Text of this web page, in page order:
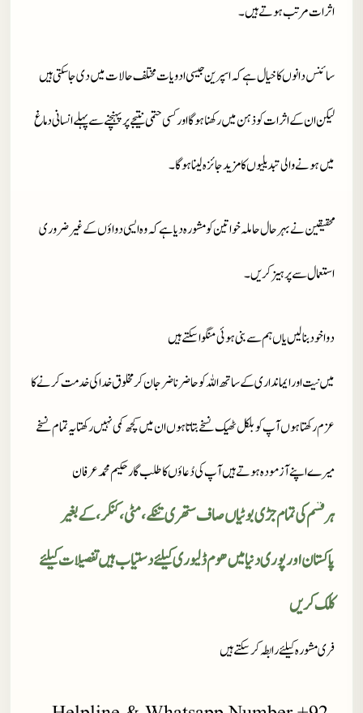
اثرات مرتب ہوتے ہیں۔
سائنس دانوں کا خیال ہے کہ اسپرین جیسی ادویات مختلف حالات میں دی جا سکتی ہیں
لیکن ان کے اثرات کو ذہن میں رکھنا ہوگا اور کسی حتمی نتیجے پر پہنچنے سے پہلے انسانی دماغ
میں ہونے والی تبدیلیوں کا مزید جائزہ لینا ہوگا۔
محقیقین نے بہر حال حاملہ خواتین کو مشورہ دیا ہے کہ وہ ایسی دواؤں کے غیر ضروری
استعمال سے پرہیز کریں۔
دوا خود بنا لیں یاں ہم سے بنی ہوئی منگوا سکتے ہیں
میں نیت اور ایمانداری کے ساتھ اللہ کو حاضر ناضر جان کر مخلوق خدا کی خدمت کرنے کا
عزم رکھتا ہوں آپ کو بلکل ٹھیک نسخے بتاتا ہوں ان میں کچھ کمی نہیں رکھتا یہ تمام نسخے
میرے اپنے آزمودہ ہوتے ہیں آپ کی دُعاؤں کا طلب گار حکیم محمد عرفان
ہر قسم کی تمام جڑی بوٹیاں صاف ستھری تنکے، مٹی، کنکر، کے بغیر
پاکستان اور پوری دنیا میں ھوم ڈلیوری کیلئے دستیاب ہیں تفصیلات کیلئے
کلک کریں
فری مشورہ کیلئے رابطہ کر سکتے ہیں